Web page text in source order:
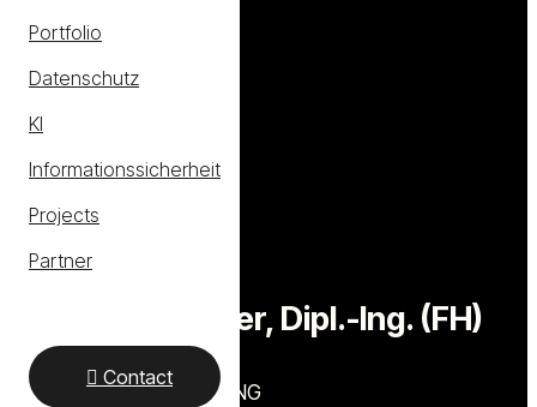
Portfolio
Datenschutz
KI
Informationssicherheit
Projects
Partner
Contact
Philip Essinger, Dipl.-Ing. (FH)
ESSINGER CONSULTING